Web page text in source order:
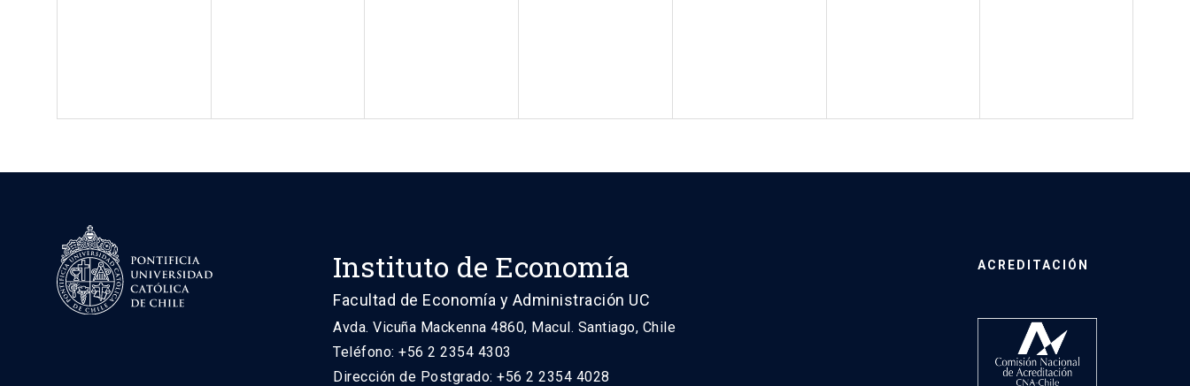
Instituto de Economía
Facultad de Economía y Administración UC
Avda. Vicuña Mackenna 4860, Macul. Santiago, Chile
Teléfono: +56 2 2354 4303
Dirección de Postgrado: +56 2 2354 4028
ACREDITACIÓN